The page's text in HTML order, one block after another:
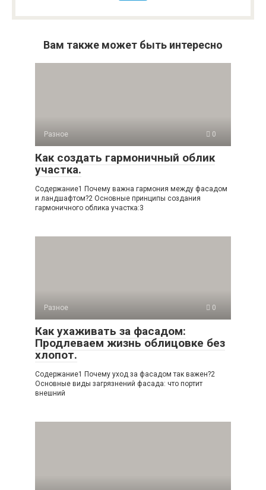
Вам также может быть интересно
Разное 0
Как создать гармоничный облик
участка.
Содержание1 Почему важна гармония между фасадом
и ландшафтом?2 Основные принципы создания
гармоничного облика участка:3
Разное 0
Как ухаживать за фасадом:
Продлеваем жизнь облицовке без
хлопот.
Содержание1 Почему уход за фасадом так важен?2
Основные виды загрязнений фасада: что портит
внешний